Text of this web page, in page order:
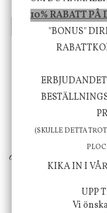
635 kr795 kr
KÖP
Vi vill
inspiration från
erbjuder vi
ökar trivsel i ditt
att
10% RABATT PÅ
"BONUS"
(SKULLE DETTA
KIKA IN I
UPP
Vi